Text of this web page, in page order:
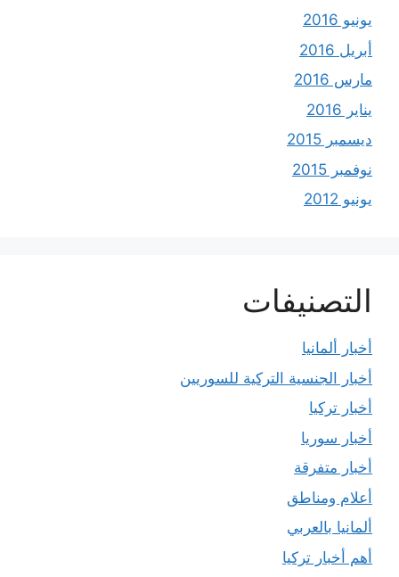
يونيو 2016
أبريل 2016
مارس 2016
يناير 2016
ديسمبر 2015
نوفمبر 2015
يونيو 2012
التصنيفات
أخبار ألمانيا
أخبار الجنسية التركية للسوريين
أخبار تركيا
أخبار سوريا
أخبار متفرقة
أعلام ومناطق
ألمانيا بالعربي
أهم أخبار تركيا